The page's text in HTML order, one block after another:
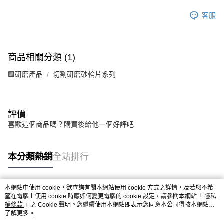
客服
商品相關分類 (1)
🟪研磨產品 切割研磨砂輪片系列
評價
喜歡這個商品嗎？購買後給他一個好評吧
本分類熱銷全站排行
熱門標籤
本網站中使用 cookie，欲查詢有關本網站使用 cookie 方式之詳情，及若您不希
望在電腦上使用 cookie 時應如何變更電腦的 cookie 設定，請參閱本網站「 隱私
權條款 」之 Cookie 聲明。您繼續使用本網站即表示您同意本公司得按本網站使
用條款之 Cookie 聲明使用 cookie。
了解更多 >